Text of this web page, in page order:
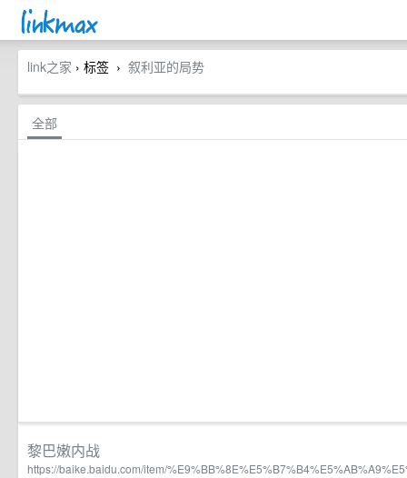
link之家 › 标签 › 叙利亚的局势
全部
黎巴嫩内战
https://baike.baidu.com/item/